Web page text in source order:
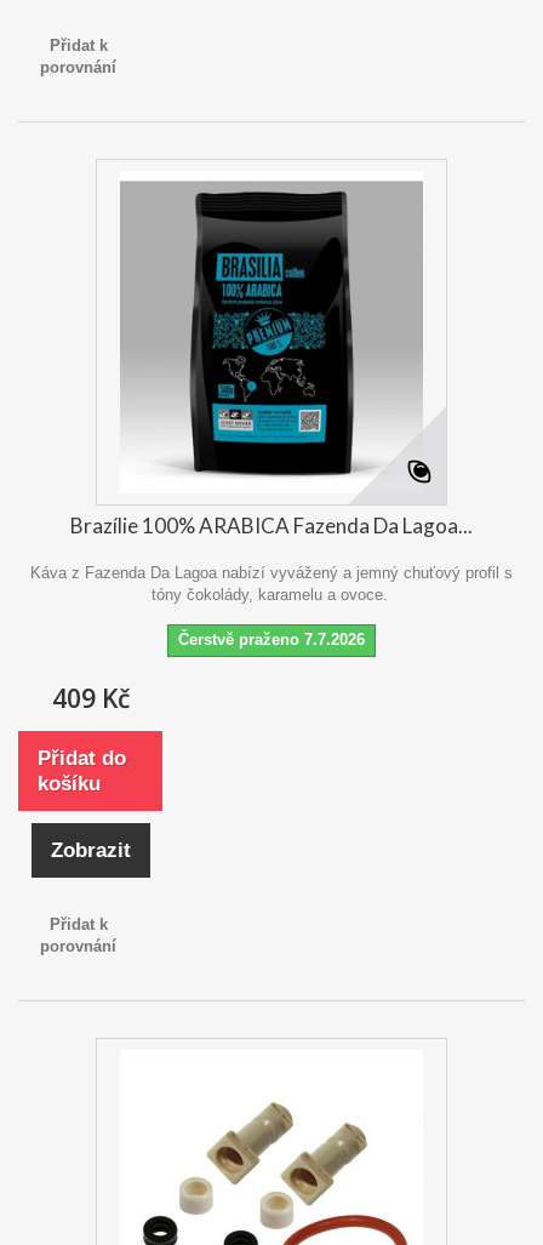
Přidat k
porovnání
Brazílie 100% ARABICA Fazenda Da Lagoa...
Káva z Fazenda Da Lagoa nabízí vyvážený a jemný chuťový profil s
tóny čokolády, karamelu a ovoce.
Čerstvě praženo 7.7.2026
409 Kč
Přidat do
košíku
Zobrazit
Přidat k
porovnání